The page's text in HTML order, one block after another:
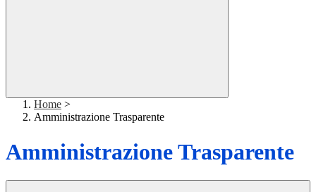
Home >
Amministrazione Trasparente
Amministrazione Trasparente